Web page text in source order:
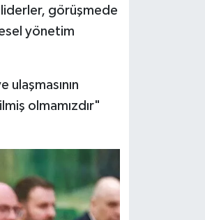
görüşmede
yönetim
olmamızdır"